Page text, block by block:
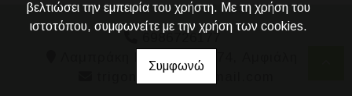
6986726177
Λαμπράκη Γρηγορίου 574, Αμφιάλη
trigonopoulos@gmail.com
βελτιώσει την εμπειρία του χρήστη. Με τη χρήση του
ιστοτόπου, συμφωνείτε με την χρήση των cookies.
Συμφωνώ